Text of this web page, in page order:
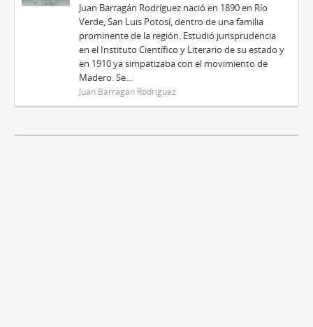
Juan Barragán Rodríguez nació en 1890 en Río
Verde, San Luis Potosí, dentro de una familia
prominente de la región. Estudió jurisprudencia
en el Instituto Científico y Literario de su estado y
en 1910 ya simpatizaba con el movimiento de
Madero. Se...
Juan Barragán Rodríguez